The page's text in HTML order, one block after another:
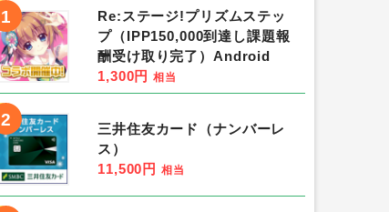
1
Re:ステージ!プリズムステッ
プ（IPP150,000到達し課題報
酬受け取り完了）Android
1,300円 相当
2
三井住友カード（ナンバーレ
ス）
11,500円 相当